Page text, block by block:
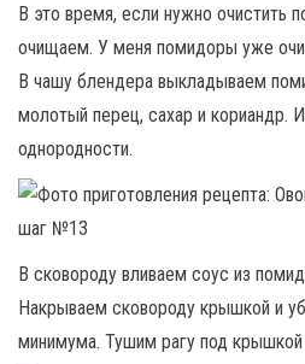
В это время, если нужно очистить
очищаем. У меня помидоры уже
В чашу блендера выкладываем
молотый перец, сахар и кориандр.
однородности.
В сковороду вливаем соус из
Накрываем сковороду крышкой и
минимума. Тушим рагу под